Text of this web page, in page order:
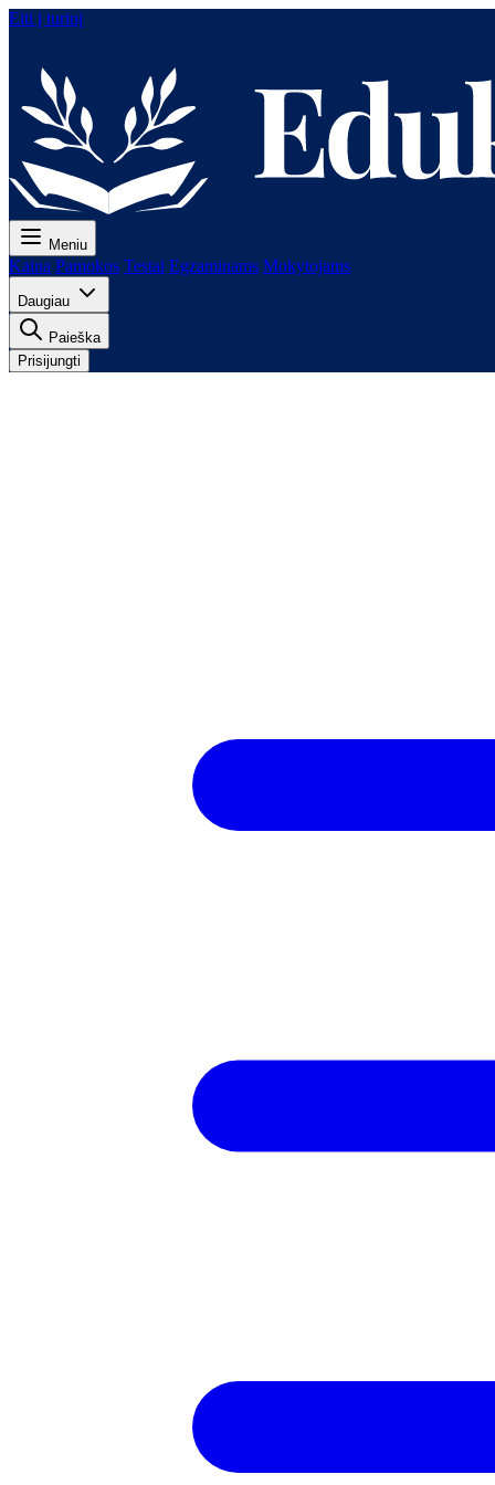
Eiti į turinį
Meniu
Kaina Pamokos Testai Egzaminams Mokytojams
Daugiau
Paieška
Prisijungti